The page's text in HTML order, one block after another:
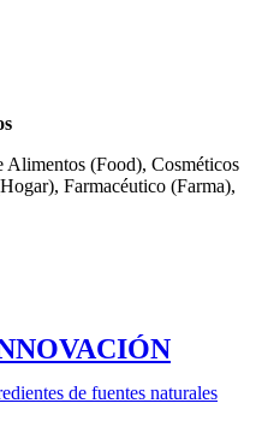
Alimentos (Food), Cosméticos
Farmacéutico (Farma),
de fuentes naturales